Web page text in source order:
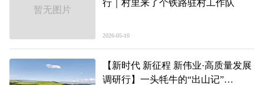
暂无图片
行｜村里来了个铁路驻村工作队
2026-05-10
【新时代 新征程 新伟业·高质量发展
调研行】一头牦牛的“出山记”